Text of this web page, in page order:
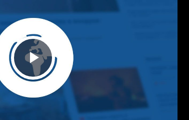
Play Video